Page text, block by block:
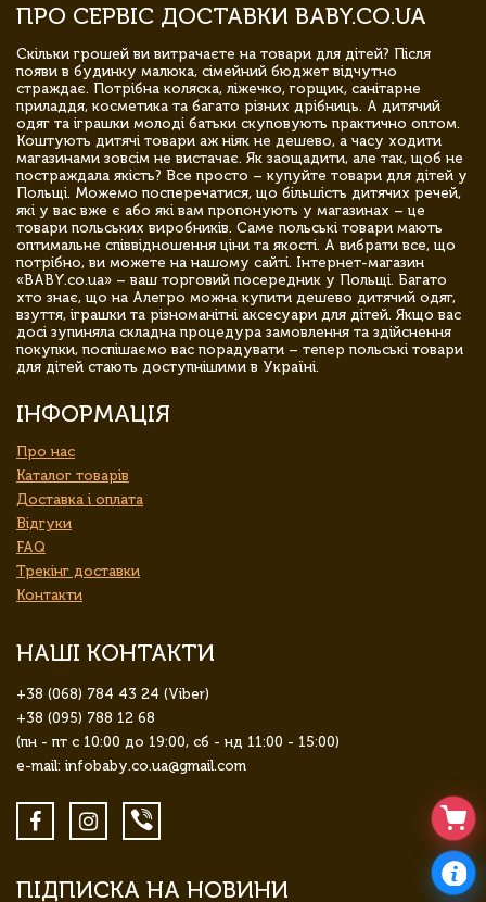
ПРО СЕРВІС ДОСТАВКИ BABY.CO.UA
Скільки грошей ви витрачаєте на товари для дітей? Після
появи в будинку малюка, сімейний бюджет відчутно
страждає. Потрібна коляска, ліжечко, горщик, санітарне
приладдя, косметика та багато різних дрібниць. А дитячий
одяг та іграшки молоді батьки скуповують практично оптом.
Коштують дитячі товари аж ніяк не дешево, а часу ходити
магазинами зовсім не вистачає. Як заощадити, але так, щоб не
постраждала якість? Все просто – купуйте товари для дітей у
Польщі. Можемо посперечатися, що більшість дитячих речей,
які у вас вже є або які вам пропонують у магазинах – це
товари польських виробників. Саме польські товари мають
оптимальне співвідношення ціни та якості. А вибрати все, що
потрібно, ви можете на нашому сайті. Інтернет-магазин
«BABY.co.ua» – ваш торговий посередник у Польщі. Багато
хто знає, що на Алегро можна купити дешево дитячий одяг,
взуття, іграшки та різноманітні аксесуари для дітей. Якщо вас
досі зупиняла складна процедура замовлення та здійснення
покупки, поспішаємо вас порадувати – тепер польські товари
для дітей стають доступнішими в Україні.
ІНФОРМАЦІЯ
Про нас
Каталог товарів
Доставка і оплата
Відгуки
FAQ
Трекінг доставки
Контакти
НАШІ КОНТАКТИ
+38 (068) 784 43 24 (Viber)
+38 (095) 788 12 68
(пн - пт с 10:00 до 19:00, сб - нд 11:00 - 15:00)
e-mail: infobaby.co.ua@gmail.com
ПІДПИСКА НА НОВИНИ